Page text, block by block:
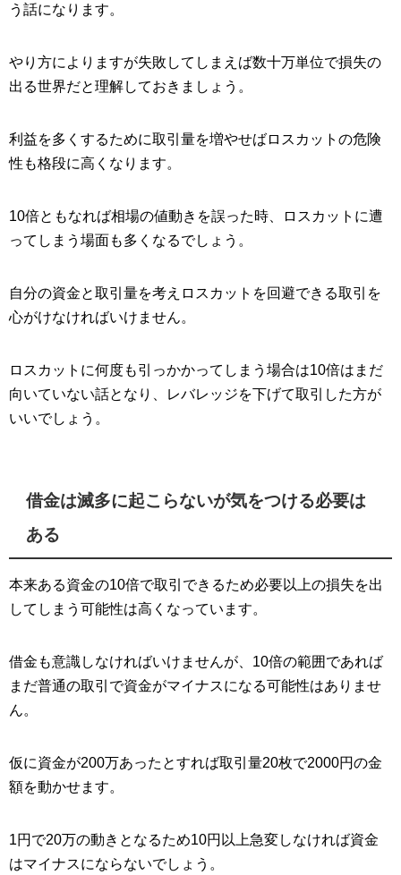
う話になります。
やり方によりますが失敗してしまえば数十万単位で損失の
出る世界だと理解しておきましょう。
利益を多くするために取引量を増やせばロスカットの危険
性も格段に高くなります。
10倍ともなれば相場の値動きを誤った時、ロスカットに遭
ってしまう場面も多くなるでしょう。
自分の資金と取引量を考えロスカットを回避できる取引を
心がけなければいけません。
ロスカットに何度も引っかかってしまう場合は10倍はまだ
向いていない話となり、レバレッジを下げて取引した方が
いいでしょう。
借金は滅多に起こらないが気をつける必要は
ある
本来ある資金の10倍で取引できるため必要以上の損失を出
してしまう可能性は高くなっています。
借金も意識しなければいけませんが、10倍の範囲であれば
まだ普通の取引で資金がマイナスになる可能性はありませ
ん。
仮に資金が200万あったとすれば取引量20枚で2000円の金
額を動かせます。
1円で20万の動きとなるため10円以上急変しなければ資金
はマイナスにならないでしょう。